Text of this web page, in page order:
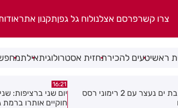
צרו קשרפרסם אצלנולוח גל גפןתקנון אתר
ראשיטעים להכירתחזית אסטרולוגיתאילת
ברציפות: שני שוהים בלתי
אותרו ברמת גן בעקבות דיווח
15:04
צעיר נפצע בתאונת
לראשון לציון